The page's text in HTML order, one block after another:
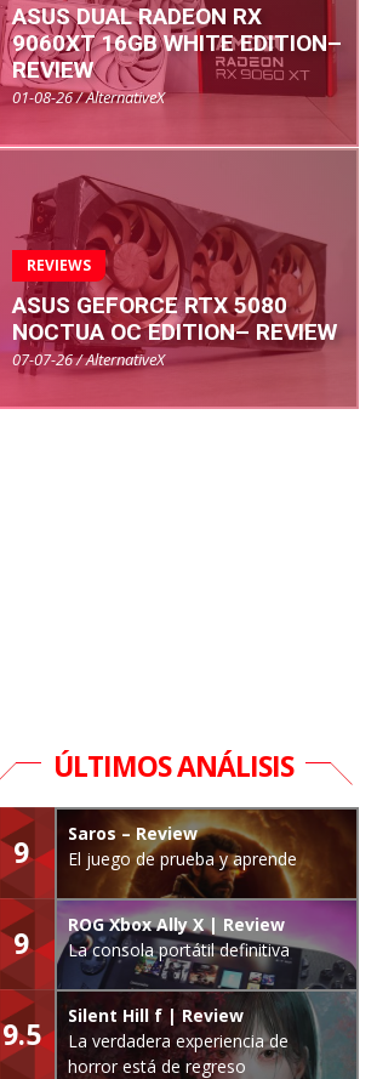
ASUS DUAL RADEON RX
9060XT 16GB WHITE EDITION–
REVIEW
01-08-26 / AlternativeX
REVIEWS
ASUS GEFORCE RTX 5080
NOCTUA OC EDITION– REVIEW
07-07-26 / AlternativeX
ÚLTIMOS ANÁLISIS
9
Saros – Review
El juego de prueba y aprende
9
ROG Xbox Ally X | Review
La consola portátil definitiva
9.5
Silent Hill f | Review
La verdadera experiencia de
horror está de regreso